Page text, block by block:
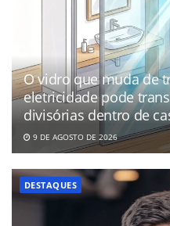
O vidro que muda de
eletricidade pode
divisórias dentro de
9 DE AGOSTO DE 2026
DESTAQUES